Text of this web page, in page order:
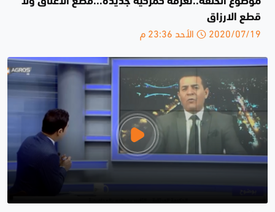
قطع الارزاق
2020/07/19 الأحد 23:36 م